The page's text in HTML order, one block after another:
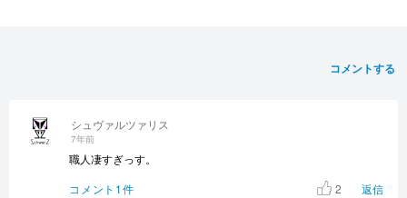
コメントする
シュヴァルツァリス
7年前
職人凄すぎっす。
コメント1件
2 返信